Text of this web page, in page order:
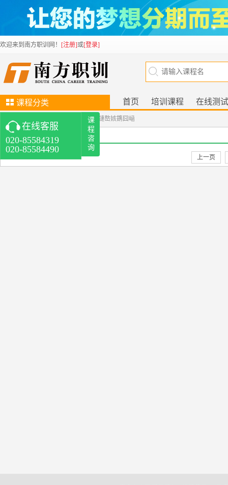
欢迎来到南方职训网！ [注册]或[登录]
课程分类
培训考证
新技能
视频课程 人力资源管理师
劳动关系
协调师
更多>>
首页 培训课程 在线测
当前位置： 南方人才职业训练中心> 鏈嶅姟鎸囧崡
鏈嶅姟鎸囧崡
上一页
课
程
咨
询
池老师(在线)
游老师(在线)
在线客服